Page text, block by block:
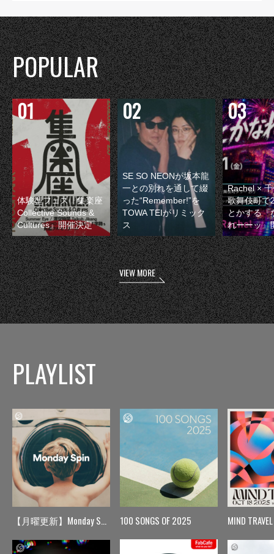
POPULAR
体験型フェス『集楽座
Collective Sounds &
Cultures』開催決定
SE SO NEONが坂本龍
一との別れを通して綴
った“Remember!”を
TOWA TEIがリミック
ス
Rachel ×
歌舞伎町で
とかする『
れーーッ』
VIEW MORE
PLAYLIST
【月曜更新】Monday Spin 100 SONGS OF 2025 MIND TRAVEL